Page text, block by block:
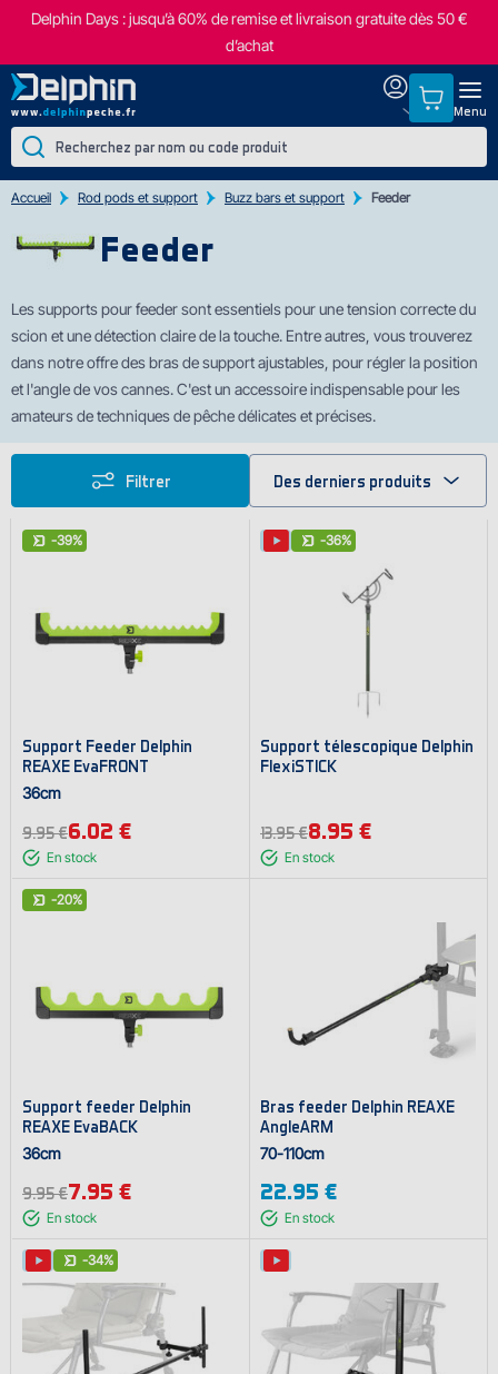
Delphin Days : jusqu’à 60% de remise et livraison gratuite dès 50 €
d’achat
Menu
Accueil Rod pods et support Buzz bars et support Feeder
Feeder
Les supports pour feeder sont essentiels pour une tension correcte du
scion et unedétection claire de la touche. Entre autres, vous trouverez
dans notre offre des bras de support ajustables, pour régler la position
et l'angle de vos cannes. C'est un accessoire indispensable pour les
amateurs de techniques de pêche délicates et précises.
Filtrer Des derniers produits
-39%
Support Feeder Delphin
REAXE EvaFRONT
36cm
9.95 €6.02 €
En stock
-36%
Support télescopique Delphin
FlexiSTICK
13.95 €8.95 €
En stock
-20%
Support feeder Delphin
REAXE EvaBACK
36cm
9.95 €7.95 €
En stock
Bras feeder Delphin REAXE
AngleARM
70-110cm
22.95 €
En stock
-34%